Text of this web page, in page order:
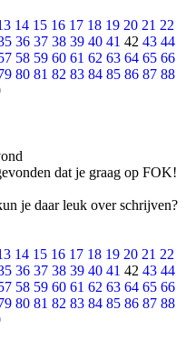
14 15 16 17 18 19 20 21 22
36 37 38 39 40 41 42 43 44
58 59 60 61 62 63 64 65 66
80 81 82 83 84 85 86 87 88
dat je graag op FOK!
je daar leuk over schrijven?
14 15 16 17 18 19 20 21 22
36 37 38 39 40 41 42 43 44
58 59 60 61 62 63 64 65 66
80 81 82 83 84 85 86 87 88